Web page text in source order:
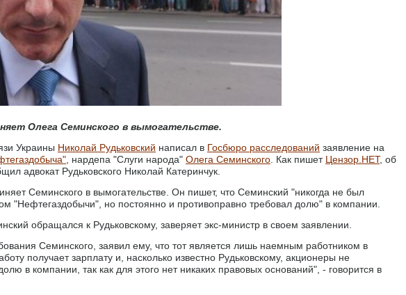
Олега Семинского в вымогательстве.
Украины Николай Рудьковский написал в Госбюро расследований заявление на
, нардепа "Слуги народа" Олега Семинского . Как пишет Цензор.НЕТ, об
адвокат Рудьковского Николай Катеринчук.
Семинского в вымогательстве. Он пишет, что Семинский "никогда не был
"Нефтегаздобычи", но постоянно и противоправно требовал долю" в компании.
обращался к Рудьковскому, заверяет экс-министр в своем заявлении.
Семинского, заявил ему, что тот является лишь наемным работником в
получает зарплату и, насколько известно Рудьковскому, акционеры не
в компании, так как для этого нет никаких правовых оснований", - говорится в